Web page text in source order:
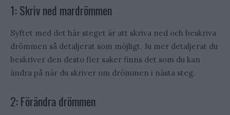
1: Skriv ned mardrömmen
Syftet med det här steget är att skriva ned och beskriva
drömmen så detaljerat som möjligt. Ju mer detaljerat du
beskriver den desto fler saker finns det som du kan
ändra på när du skriver om drömmen i nästa steg.
2: Förändra drömmen